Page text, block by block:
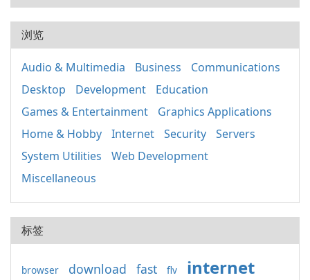
浏览
Audio & Multimedia Business
Communications
Desktop
Development
Education
Games & Entertainment
Graphics Applications
Home & Hobby
Internet Security
Servers
System Utilities
Web Development
Miscellaneous
标签
browser download fast flv internet